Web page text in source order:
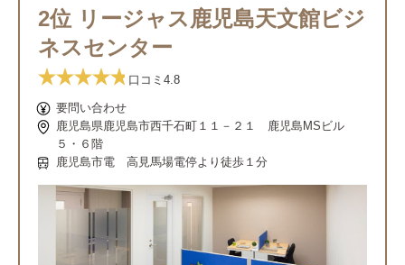
2位 リージャス鹿児島天文館ビジ
ネスセンター
口コミ 4.8
要問い合わせ
鹿児島県鹿児島市西千石町１１－２１ 鹿児島MSビル
５・６階
鹿児島市電 高見馬場電停より徒歩１分